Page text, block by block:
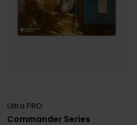
Commander Series
Ultra PRO